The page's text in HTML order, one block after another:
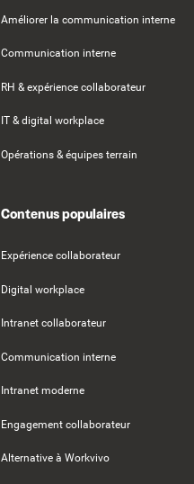
Améliorer la communication interne
Communication interne
RH & expérience collaborateur
IT & digital workplace
Opérations & équipes terrain
Contenus populaires
Expérience collaborateur
Digital workplace
Intranet collaborateur
Communication interne
Intranet moderne
Engagement collaborateur
Alternative à Workvivo